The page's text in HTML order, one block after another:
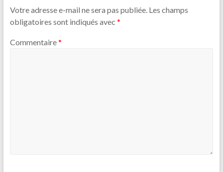
Votre adresse e-mail ne sera pas publiée. Les champs
obligatoires sont indiqués avec *
Commentaire*